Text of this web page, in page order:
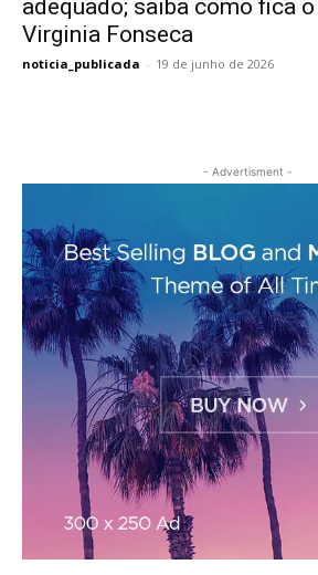
adequado; saiba como fica
Virginia Fonseca
noticia_publicada - 19 de junho de 2026
- Advertisment -